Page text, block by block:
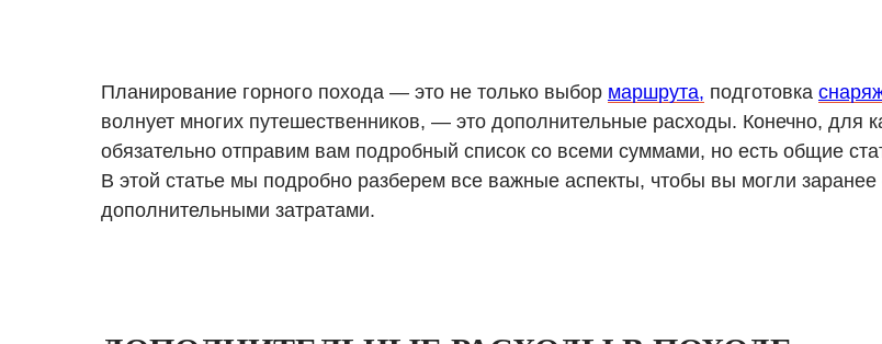
Планирование горного похода — это не только выбор маршрута, подготовка
волнует многих путешественников, — это дополнительные расходы. Конечно, для
обязательно отправим вам подробный список со всеми суммами, но есть общие
В этой статье мы подробно разберем все важные аспекты, чтобы вы могли
дополнительными затратами.